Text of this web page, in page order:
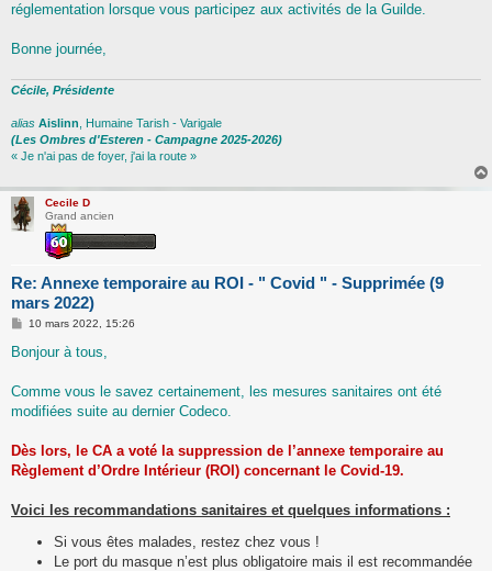
réglementation lorsque vous participez aux activités de la Guilde.
Bonne journée,
Cécile, Présidente
alias Aislinn , Humaine Tarish - Varigale
(Les Ombres d'Esteren - Campagne 2025-2026)
« Je n'ai pas de foyer, j'ai la route »
Cecile D
Grand ancien
Re: Annexe temporaire au ROI - " Covid " - Supprimée (9
mars 2022)
M
s
g
10 mars 2022, 15:26
Bonjour à tous,
Comme vous le savez certainement, les mesures sanitaires ont été
modifiées suite au dernier Codeco.
Dès lors, le CA a voté la suppression de l’annexe temporaire au
Règlement d’Ordre Intérieur (ROI) concernant le Covid-19.
Voici les recommandations sanitaires et quelques informations :
Si vous êtes malades, restez chez vous !
Le port du masque n’est plus obligatoire mais il est recommandée